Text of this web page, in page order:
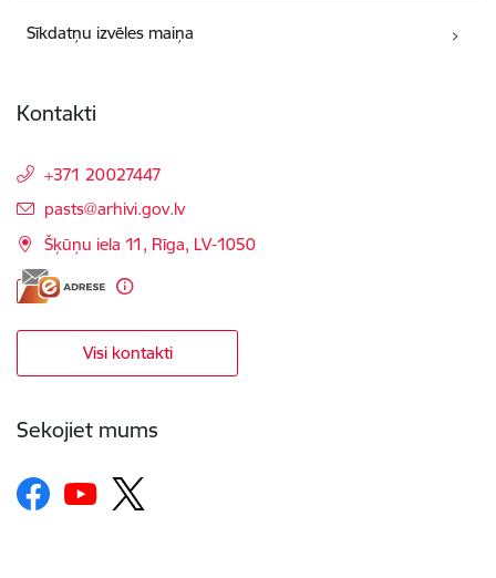
Sīkdatņu izvēles maiņa
Kontakti
+371 20027447
E-pasts:
pasts@arhivi.gov.lv
Šķūņu iela 11, Rīga, LV-1050
Visi kontakti
Sekojiet mums